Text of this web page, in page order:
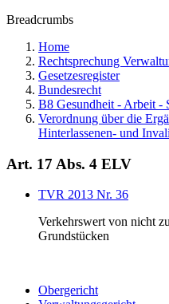
Breadcrumbs
Home
Rechtsprechung
Gesetzesregister
Bundesrecht
B8 Gesundheit - Arbeit -
Verordnung über die
Hinterlassenen- und
Art. 17 Abs. 4 ELV
TVR 2013 Nr. 36
Verkehrswert von nicht
Grundstücken
Obergericht